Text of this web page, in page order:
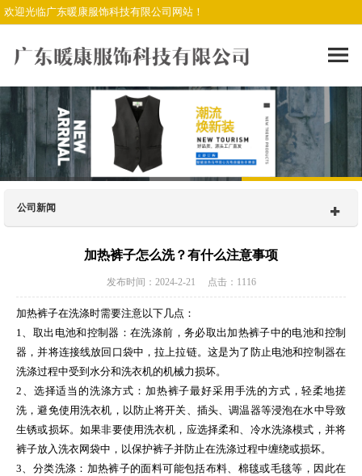
欢迎光临广东暖康服饰科技有限公司网站！
公司新闻
加热裤子怎么洗？有什么注意事项
发布时间：2024-2-21 点击：1116
加热裤子在洗涤时需要注意以下几点：
1、取出电池和控制器：在洗涤前，务必取出加热裤子中的电池和控制
器，并将连接线放回口袋中，拉上拉链。这是为了防止电池和控制器在
洗涤过程中受到水分和洗衣机的机械力损坏。
2、选择适当的洗涤方式：加热裤子最好采用手洗的方式，轻柔地搓
洗，避免使用洗衣机，以防止将开关、插头、调温器等浸泡在水中导致
生锈或损坏。如果非要使用洗衣机，应选择柔和、冷水洗涤模式，并将
裤子放入洗衣网袋中，以保护裤子并防止在洗涤过程中缠绕或损坏。
3、分类洗涤：加热裤子的面料可能包括布料、棉毯或毛毯等，因此在